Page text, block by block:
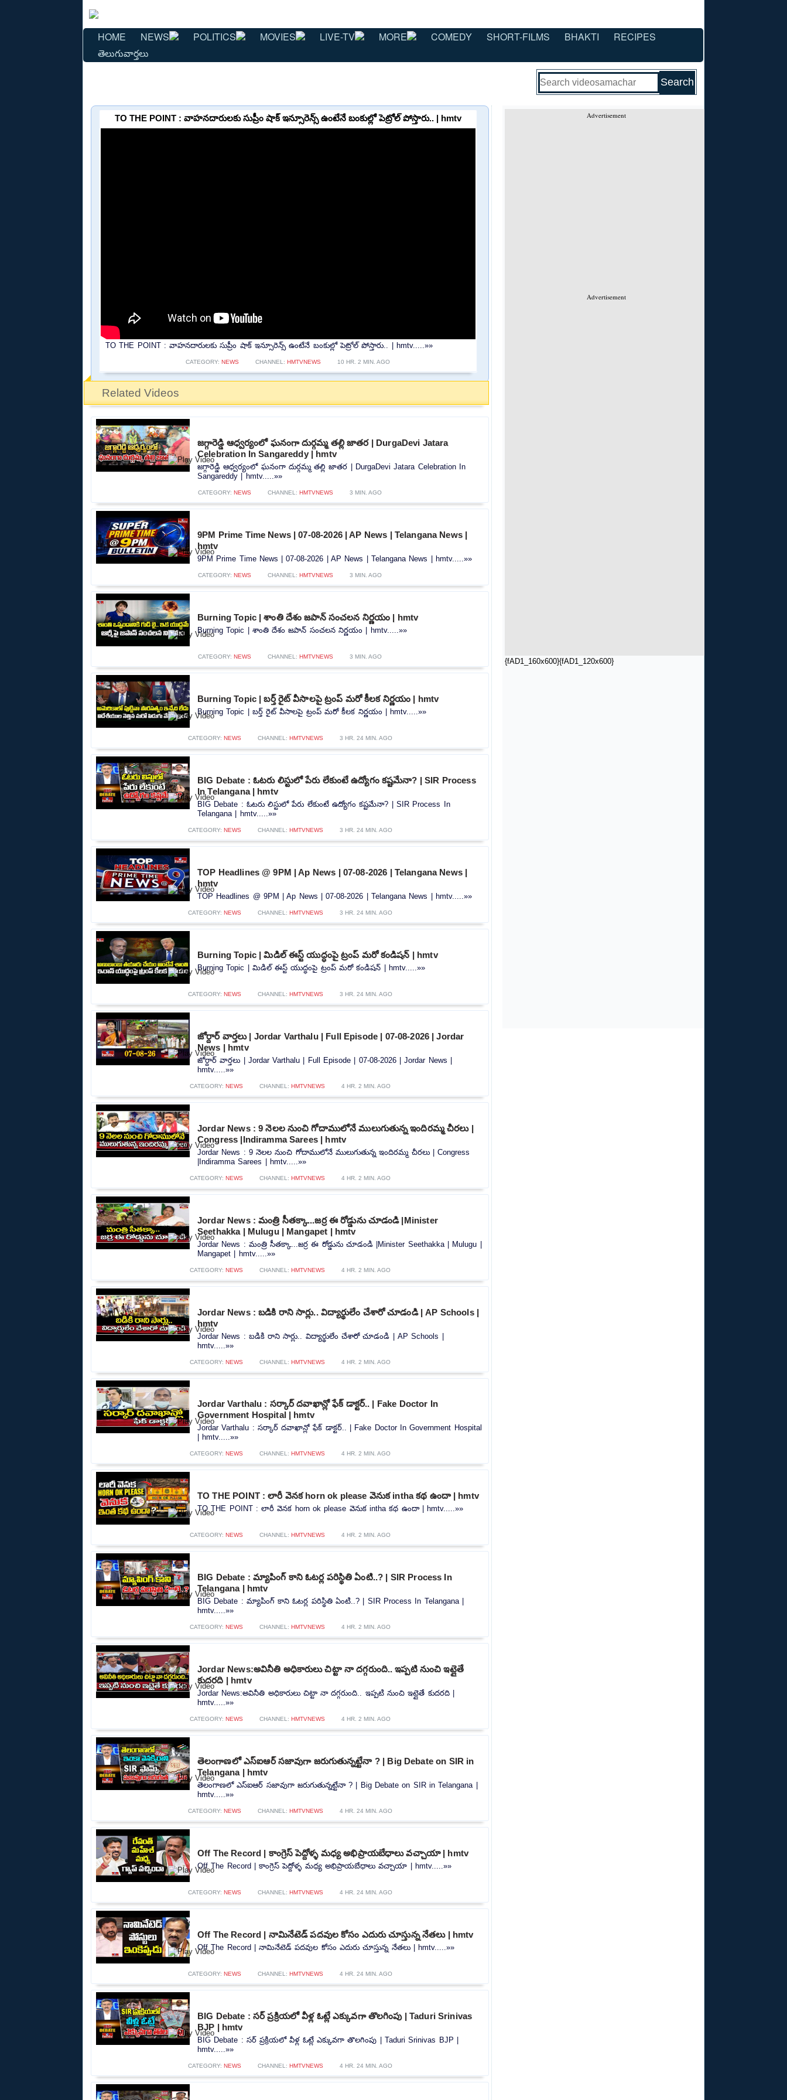
HOME NEWS POLITICS MOVIES LIVE-TV MORE COMEDY SHORT-FILMS BHAKTI
RECIPES
తెలుగువార్తలు
Advertisement
Advertisement
{fAD1_160x600}{fAD1_120x600}
TO THE POINT : వాహనదారులకు సుప్రీం షాక్ ఇన్సూరెన్స్ ఉంటేనే బంకుల్లో పెట్రోల్ పోస్తారు.. | hmtv
TO THE POINT : వాహనదారులకు సుప్రీం షాక్ ఇన్సూరెన్స్ ఉంటేనే బంకుల్లో పెట్రోల్ పోస్తారు.. | hmtv.....»»
CATEGORY: NEWS CHANNEL: HMTVNEWS 10 HR. 2 MIN. AGO
Related Videos
జగ్గారెడ్డి ఆధ్వర్యంలో ఘనంగా దుర్గమ్మ తల్లి జాతర | DurgaDevi Jatara
Celebration In Sangareddy | hmtv
జగ్గారెడ్డి ఆధ్వర్యంలో ఘనంగా దుర్గమ్మ తల్లి జాతర | DurgaDevi Jatara Celebration In
Sangareddy | hmtv.....»»
CATEGORY: NEWS CHANNEL: HMTVNEWS 3 MIN. AGO
9PM Prime Time News | 07-08-2026 | AP News | Telangana News |
hmtv
9PM Prime Time News | 07-08-2026 | AP News | Telangana News | hmtv.....»»
CATEGORY: NEWS CHANNEL: HMTVNEWS 3 MIN. AGO
Burning Topic | శాంతి దేశం జపాన్ సంచలన నిర్ణయం | hmtv
Burning Topic | శాంతి దేశం జపాన్ సంచలన నిర్ణయం | hmtv.....»»
CATEGORY: NEWS CHANNEL: HMTVNEWS 3 MIN. AGO
Burning Topic | బర్త్ రైట్ వీసాలపై ట్రంప్ మరో కీలక నిర్ణయం | hmtv
Burning Topic | బర్త్ రైట్ వీసాలపై ట్రంప్ మరో కీలక నిర్ణయం | hmtv.....»»
CATEGORY: NEWS CHANNEL: HMTVNEWS 3 HR. 24 MIN. AGO
BIG Debate : ఓటరు లిస్టులో పేరు లేకుంటే ఉద్యోగం కష్టమేనా? | SIR Process
In Telangana | hmtv
BIG Debate : ఓటరు లిస్టులో పేరు లేకుంటే ఉద్యోగం కష్టమేనా? | SIR Process In
Telangana | hmtv.....»»
CATEGORY: NEWS CHANNEL: HMTVNEWS 3 HR. 24 MIN. AGO
TOP Headlines @ 9PM | Ap News | 07-08-2026 | Telangana News |
hmtv
TOP Headlines @ 9PM | Ap News | 07-08-2026 | Telangana News | hmtv.....»»
CATEGORY: NEWS CHANNEL: HMTVNEWS 3 HR. 24 MIN. AGO
Burning Topic | మిడిల్ ఈస్ట్ యుద్ధంపై ట్రంప్ మరో కండిషన్ | hmtv
Burning Topic | మిడిల్ ఈస్ట్ యుద్ధంపై ట్రంప్ మరో కండిషన్ | hmtv.....»»
CATEGORY: NEWS CHANNEL: HMTVNEWS 3 HR. 24 MIN. AGO
జోర్దార్ వార్తలు | Jordar Varthalu | Full Episode | 07-08-2026 | Jordar
News | hmtv
జోర్దార్ వార్తలు | Jordar Varthalu | Full Episode | 07-08-2026 | Jordar News |
hmtv.....»»
CATEGORY: NEWS CHANNEL: HMTVNEWS 4 HR. 2 MIN. AGO
Jordar News : 9 నెలల నుంచి గోదాములోనే ములుగుతున్న ఇందిరమ్మ చీరలు |
Congress |Indiramma Sarees | hmtv
Jordar News : 9 నెలల నుంచి గోదాములోనే ములుగుతున్న ఇందిరమ్మ చీరలు | Congress
|Indiramma Sarees | hmtv.....»»
CATEGORY: NEWS CHANNEL: HMTVNEWS 4 HR. 2 MIN. AGO
Jordar News : మంత్రి సీతక్కా...జర్ర ఈ రోడ్డును చూడండి |Minister
Seethakka | Mulugu | Mangapet | hmtv
Jordar News : మంత్రి సీతక్కా...జర్ర ఈ రోడ్డును చూడండి |Minister Seethakka | Mulugu |
Mangapet | hmtv.....»»
CATEGORY: NEWS CHANNEL: HMTVNEWS 4 HR. 2 MIN. AGO
Jordar News : బడికి రాని సార్లు.. విద్యార్థులేం చేశారో చూడండి | AP Schools |
hmtv
Jordar News : బడికి రాని సార్లు.. విద్యార్థులేం చేశారో చూడండి | AP Schools |
hmtv.....»»
CATEGORY: NEWS CHANNEL: HMTVNEWS 4 HR. 2 MIN. AGO
Jordar Varthalu : సర్కార్ దవాఖాన్లో ఫేక్ డాక్టర్.. | Fake Doctor In
Government Hospital | hmtv
Jordar Varthalu : సర్కార్ దవాఖాన్లో ఫేక్ డాక్టర్.. | Fake Doctor In Government Hospital
| hmtv.....»»
CATEGORY: NEWS CHANNEL: HMTVNEWS 4 HR. 2 MIN. AGO
TO THE POINT : లారీ వెనక horn ok please వెనుక intha కథ ఉందా | hmtv
TO THE POINT : లారీ వెనక horn ok please వెనుక intha కథ ఉందా | hmtv.....»»
CATEGORY: NEWS CHANNEL: HMTVNEWS 4 HR. 2 MIN. AGO
BIG Debate : మ్యాపింగ్ కాని ఓటర్ల పరిస్థితి ఏంటి..? | SIR Process In
Telangana | hmtv
BIG Debate : మ్యాపింగ్ కాని ఓటర్ల పరిస్థితి ఏంటి..? | SIR Process In Telangana |
hmtv.....»»
CATEGORY: NEWS CHANNEL: HMTVNEWS 4 HR. 2 MIN. AGO
Jordar News:అవినీతి అధికారులు చిట్టా నా దగ్గరుంది.. ఇప్పటి నుంచి ఇట్లైతే
కుదరది | hmtv
Jordar News:అవినీతి అధికారులు చిట్టా నా దగ్గరుంది.. ఇప్పటి నుంచి ఇట్లైతే కుదరది |
hmtv.....»»
CATEGORY: NEWS CHANNEL: HMTVNEWS 4 HR. 2 MIN. AGO
తెలంగాణలో ఎస్ఐఆర్ సజావుగా జరుగుతున్నట్టేనా ? | Big Debate on SIR in
Telangana | hmtv
తెలంగాణలో ఎస్ఐఆర్ సజావుగా జరుగుతున్నట్టేనా ? | Big Debate on SIR in Telangana |
hmtv.....»»
CATEGORY: NEWS CHANNEL: HMTVNEWS 4 HR. 24 MIN. AGO
Off The Record | కాంగ్రెస్ పెద్దోళ్ళ మధ్య అభిప్రాయబేధాలు వచ్చాయా | hmtv
Off The Record | కాంగ్రెస్ పెద్దోళ్ళ మధ్య అభిప్రాయబేధాలు వచ్చాయా | hmtv.....»»
CATEGORY: NEWS CHANNEL: HMTVNEWS 4 HR. 24 MIN. AGO
Off The Record | నామినేటెడ్ పదవుల కోసం ఎదురు చూస్తున్న నేతలు | hmtv
Off The Record | నామినేటెడ్ పదవుల కోసం ఎదురు చూస్తున్న నేతలు | hmtv.....»»
CATEGORY: NEWS CHANNEL: HMTVNEWS 4 HR. 24 MIN. AGO
BIG Debate : సర్ ప్రక్రియలో వీళ్ల ఓట్లే ఎక్కువగా తొలగింపు | Taduri Srinivas
BJP | hmtv
BIG Debate : సర్ ప్రక్రియలో వీళ్ల ఓట్లే ఎక్కువగా తొలగింపు | Taduri Srinivas BJP |
hmtv.....»»
CATEGORY: NEWS CHANNEL: HMTVNEWS 4 HR. 24 MIN. AGO